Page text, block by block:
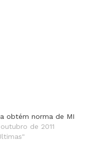
obtém norma de MI
de 2011